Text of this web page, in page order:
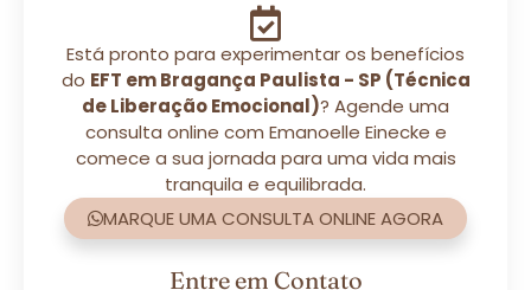
Está pronto para experimentar os benefícios
do EFT em Bragança Paulista - SP (Técnica
de Liberação Emocional)? Agende uma
consulta online com Emanoelle Einecke e
comece a sua jornada para uma vida mais
tranquila e equilibrada.
MARQUE UMA CONSULTA ONLINE AGORA
Entre em Contato